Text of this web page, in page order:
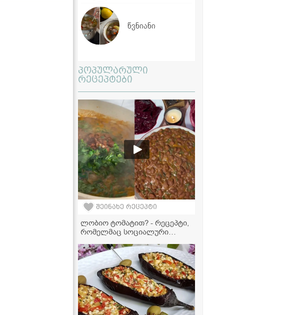
წვნიანი
პოპულარული
რეცეპტები
შეინახე რეცეპტი
ლობიო ტომატით? - რეცეპტი,
რომელმაც სოციალური